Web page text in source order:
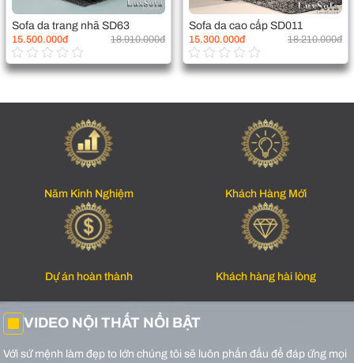
Sofa da trang nhã SD63
15.500.000đ 18.910.000đ
Sofa da cao cấp SD011
15.300.000đ 18.210.000đ
Năm Kinh Nghiệm Khách Hàng Mới
Dự án hoàn thành Khách hàng hài lòng
VIDEO NỘI THẤT NỔI BẬT
Với sứ mệnh làm đẹp to lớn chúng tôi sẽ luôn phấn đấu để đáp ứng mọi